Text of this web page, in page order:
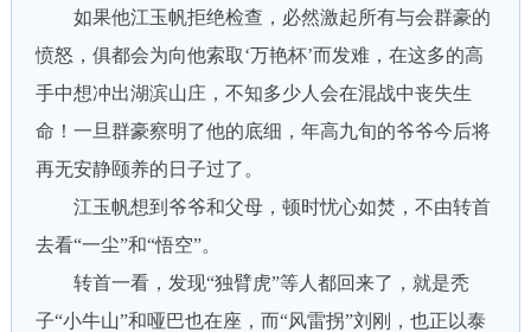
如果他江玉帆拒绝检查，必然激起所有与会群豪的
愤怒，俱都会为向他索取‘万艳杯’而发难，在这多的高
手中想冲出湖滨山庄，不知多少人会在混战中丧失生
命！一旦群豪察明了他的底细，年高九旬的爷爷今后将
再无安静颐养的日子过了。
江玉帆想到爷爷和父母，顿时忧心如焚，不由转首
去看“一尘”和“悟空”。
转首一看，发现“独臂虎”等人都回来了，就是秃
子“小牛山”和哑巴也在座，而“风雷拐”刘刚，也正以泰